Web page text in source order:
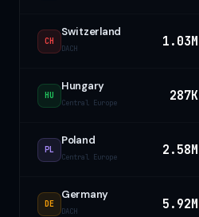
CH
Switzerland
DACH 1.03M
HU
Hungary
Central Europe 287K
PL
Poland
Central Europe 2.58M
DE
Germany
DACH 5.92M